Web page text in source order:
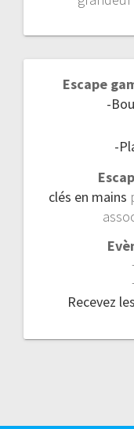
Escape
-
-
clés en mains
Recevez